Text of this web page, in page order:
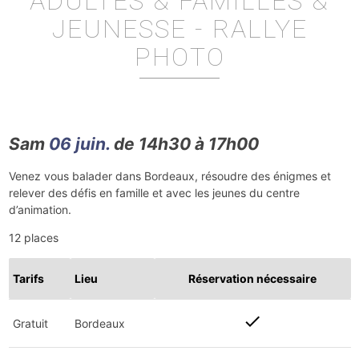
JEUNESSE - RALLYE
PHOTO
Sam 06 juin.de 14h30 à 17h00
Venez vous balader dans Bordeaux, résoudre des énigmes et
relever des défis en famille et avec les jeunes du centre
d’animation.
12 places
Tarifs Lieu Réservation nécessaire
Gratuit Bordeaux check